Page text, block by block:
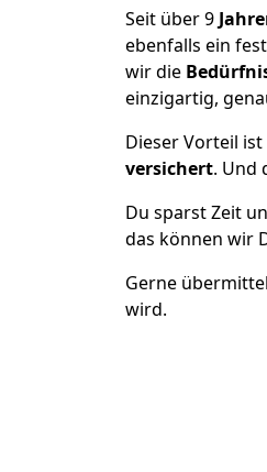
Seit über9
ebenfalls ein
wir die
einzigartig,
Dieser Vorteil
versichert. Und
Du sparst Zeit
das können wir
Gerne
wird.